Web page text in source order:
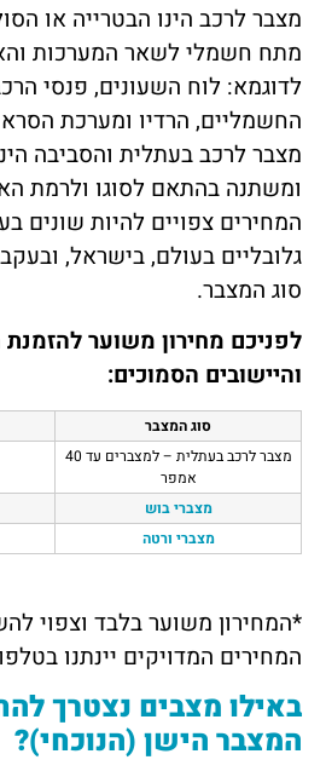
מצבר לרכב הינו הבטרייה או
מתח חשמלי לשאר המערכות
לדוגמא: לוח השעונים, פנסי
החשמליים, הרדיו ומערכת
ומשתנה בהתאם לסוגו ולרמת
המחירים צפויים להיות שונים
גלובליים בעולם, בישראל,
סוג המצבר.
לפניכם מחירון משוער
והיישובים הסמוכים:
סוג המצבר
מצבר לרכב בעתלית – למצברים עד 40
אמפר
מצברי בוש
מצברי ורטה
*המחירון משוער בלבד וצפוי
המחירים המדויקים יינתנו
באילו מצבים נצטרך
המצבר הישן (הנוכחי)?